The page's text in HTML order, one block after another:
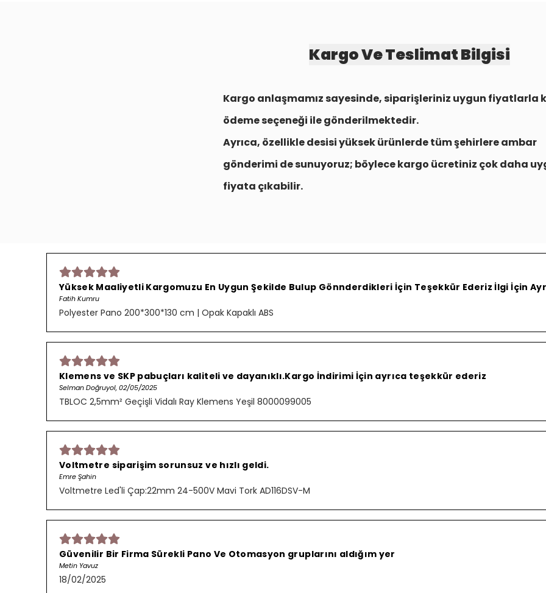
Kargo Ve Teslimat Bilgisi
Kargo anlaşmamız sayesinde, siparişleriniz uygun fiyatlarla
ödeme seçeneği ile gönderilmektedir.
Ayrıca, özellikle desisi yüksek ürünlerde tüm şehirlereambar
gönderimi de sunuyoruz; böylece kargo ücretiniz çok daha
fiyata çıkabilir.
Yüksek Maaliyetli Kargomuzu En Uygun Şekilde Bulup Gönnderdikleri İçin Teşekkür Ederiz İlgi İçin
Fatih Kumru
Polyester Pano 200*300*130 cm | Opak Kapaklı ABS
Klemens ve SKP pabuçları kaliteli ve dayanıklı.Kargo İndirimi İçin ayrıca teşekkür ederiz
Selman Doğruyol, 02/05/2025
TBLOC 2,5mm² Geçişli Vidalı Ray Klemens Yeşil 8000099005
Voltmetre siparişim sorunsuz ve hızlı geldi.
Emre Şahin
Voltmetre Led'li Çap:22mm 24-500V Mavi Tork AD116DSV-M
Güvenilir Bir Firma Sürekli Pano Ve Otomasyon gruplarını aldığım yer
Metin Yavuz
18/02/2025